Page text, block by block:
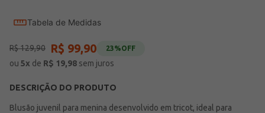
Tabela de Medidas
R$129,90 R$ 99,90 23%OFF
ou 5x de R$ 19,98 sem juros
DESCRIÇÃO DO PRODUTO
Blusão juvenil para menina desenvolvido em tricot, ideal para